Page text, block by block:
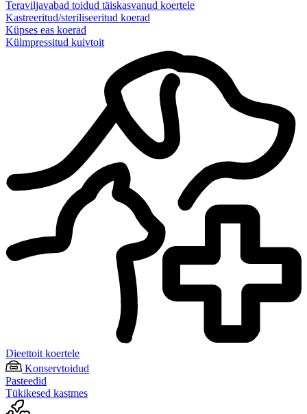
Teraviljavabad toidud täiskasvanud koertele
Kastreeritud/steriliseeritud koerad
Küpses eas koerad
Külmpressitud kuivtoit
Dieettoit koertele
Konservtoidud
Pasteedid
Tükikesed kastmes